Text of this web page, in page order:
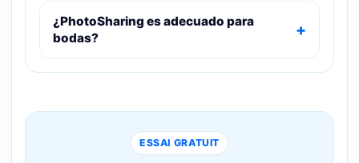
¿PhotoSharing es adecuado para
bodas?
ESSAI GRATUIT